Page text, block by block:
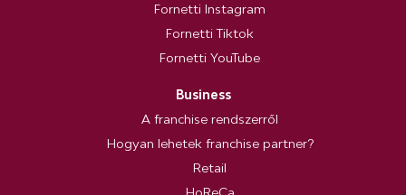
Fornetti Instagram
Fornetti Tiktok
Fornetti YouTube
Business
A franchise rendszerről
Hogyan lehetek franchise partner?
Retail